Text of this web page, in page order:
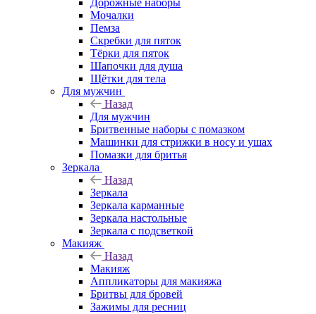
Дорожные наборы
Мочалки
Пемза
Скребки для пяток
Тёрки для пяток
Шапочки для душа
Щётки для тела
Для мужчин
Назад
Для мужчин
Бритвенные наборы с помазком
Машинки для стрижки в носу и ушах
Помазки для бритья
Зеркала
Назад
Зеркала
Зеркала карманные
Зеркала настольные
Зеркала с подсветкой
Макияж
Назад
Макияж
Аппликаторы для макияжа
Бритвы для бровей
Зажимы для ресниц